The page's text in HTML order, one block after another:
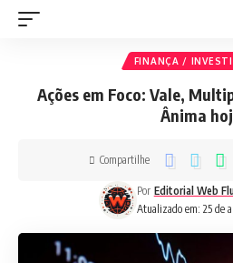
FINANÇA /
Ações em Foco: Vale,
Ânima
Atualizado em: 25 de
Por Editorial Web
Compartilhe